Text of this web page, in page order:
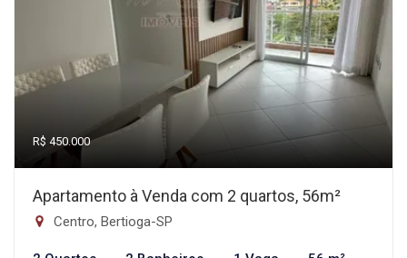
R$ 450.000
Apartamento à Venda com 2 quartos, 56m²
Centro, Bertioga-SP